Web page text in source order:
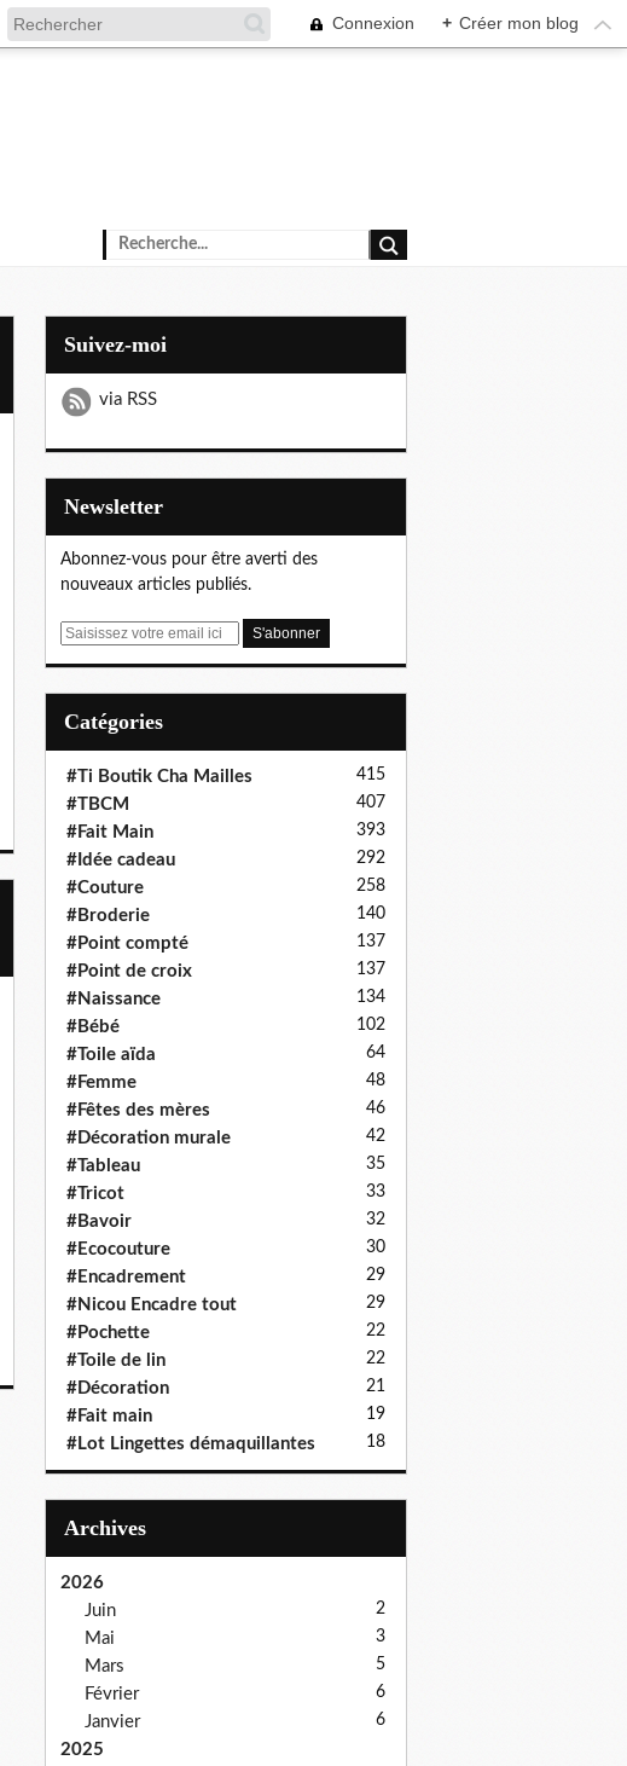
Connexion + Créer mon blog
Suivez-moi
via RSS
Newsletter
Abonnez-vous pour être averti des
nouveaux articles publiés.
E
Catégories
#Ti Boutik Cha Mailles 415
#TBCM 407
#Fait Main 393
#Idée cadeau 292
#Couture 258
#Broderie 140
#Point compté 137
#Point de croix 137
#Naissance 134
#Bébé 102
#Toile aïda 64
#Femme 48
#Fêtes des mères 46
#Décoration murale 42
#Tableau 35
#Tricot 33
#Bavoir 32
#Ecocouture 30
#Encadrement 29
#Nicou Encadre tout 29
#Pochette 22
#Toile de lin 22
#Décoration 21
#Fait main 19
#Lot Lingettes démaquillantes 18
Archives
2026
Juin
2
Mai 3
Mars 5
Février 6
Janvier 6
2025